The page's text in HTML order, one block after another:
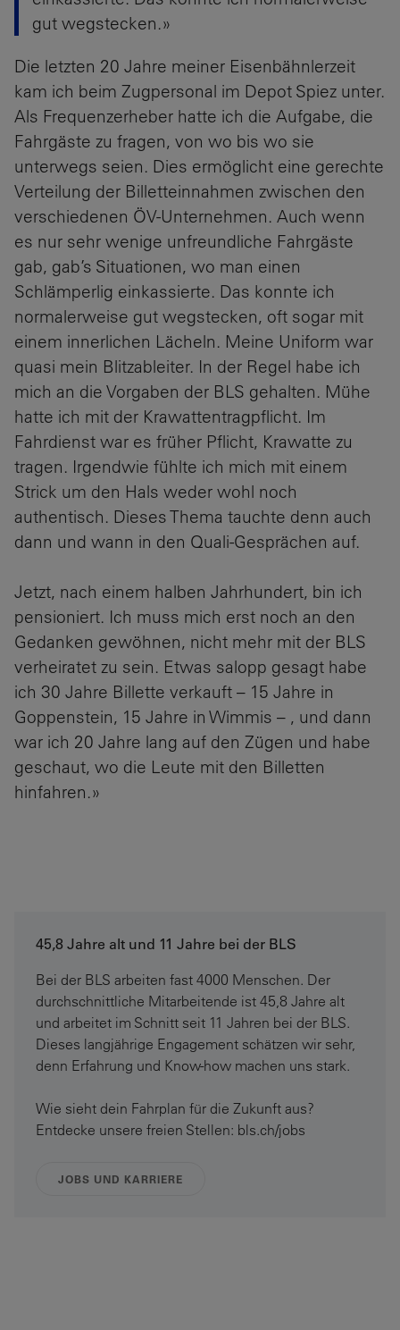
gut wegstecken.»
Die letzten 20 Jahre meiner Eisenbähnlerzeit
kam ich beim Zugpersonal im Depot Spiez unter.
Als Frequenzerheber hatte ich die Aufgabe, die
Fahrgäste zu fragen, von wo bis wo sie
unterwegs seien. Dies ermöglicht eine gerechte
Verteilung der Billetteinnahmen zwischen den
verschiedenen ÖV-Unternehmen. Auch wenn
es nur sehr wenige unfreundliche Fahrgäste
gab, gab’s Situationen, wo man einen
Schlämperlig einkassierte. Das konnte ich
normalerweise gut wegstecken, oft sogar mit
einem innerlichen Lächeln. Meine Uniform war
quasi mein Blitzableiter. In der Regel habe ich
mich an die Vorgaben der BLS gehalten. Mühe
hatte ich mit der Krawattentragpflicht. Im
Fahrdienst war es früher Pflicht, Krawatte zu
tragen. Irgendwie fühlte ich mich mit einem
Strick um den Hals weder wohl noch
authentisch. Dieses Thema tauchte denn auch
dann und wann in den Quali-Gesprächen auf.
Jetzt, nach einem halben Jahrhundert, bin ich
pensioniert. Ich muss mich erst noch an den
Gedanken gewöhnen, nicht mehr mit der BLS
verheiratet zu sein. Etwas salopp gesagt habe
ich 30 Jahre Billette verkauft – 15 Jahre in
Goppenstein, 15 Jahre in Wimmis – , und dann
war ich 20 Jahre lang auf den Zügen und habe
geschaut, wo die Leute mit den Billetten
hinfahren.»
45,8 Jahre alt und 11 Jahre bei der BLS
Bei der BLS arbeiten fast 4000 Menschen. Der
durchschnittliche Mitarbeitende ist 45,8 Jahre alt
und arbeitet im Schnitt seit 11 Jahren bei der BLS.
Dieses langjährige Engagement schätzen wir sehr,
denn Erfahrung und Know-how machen uns stark.
Wie sieht dein Fahrplan für die Zukunft aus?
Entdecke unsere freien Stellen: bls.ch/jobs
JOBS UND KARRIERE